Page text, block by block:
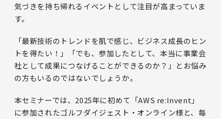
気づきを持ち帰れるイベントとして注目が高まっていま
す。
「最新技術のトレンドを肌で感じ、ビジネス成長のヒン
トを得たい！」「でも、参加したとして、本当に事業会
社として成果につなげることができるのか？」とお悩み
の方もいるのではないでしょうか。
本セミナーでは、2025年に初めて「AWS re:Invent」
に参加されたゴルフダイジェスト・オンライン様と、毎